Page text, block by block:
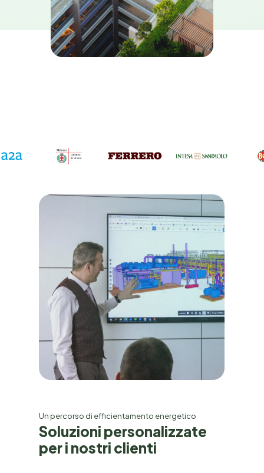
Un percorso di efficientamento energetico
Soluzioni personalizzate
peri nostri clienti